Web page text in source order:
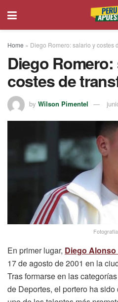
Home » Diego Romero: salario y costes
Diego
costes de
by Wilson Pimentel
En primer lugar, Diego
17 de agosto de 2001 en la
Tras formarse en las
de Deportes, el portero ha